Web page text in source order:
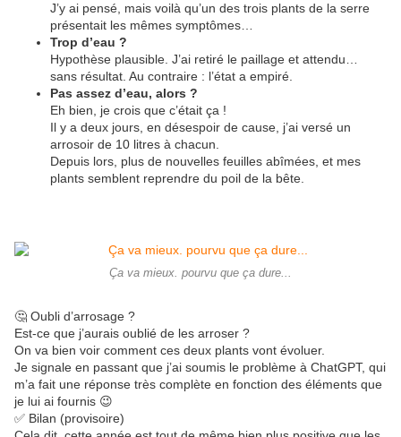
J’y ai pensé, mais voilà qu’un des trois plants de la serre
présentait les mêmes symptômes…
Trop d’eau ?
Hypothèse plausible. J’ai retiré le paillage et attendu…
sans résultat. Au contraire : l’état a empiré.
Pas assez d’eau, alors ?
Eh bien, je crois que c’était ça !
Il y a deux jours, en désespoir de cause, j’ai versé un
arrosoir de 10 litres à chacun.
Depuis lors, plus de nouvelles feuilles abîmées, et mes
plants semblent reprendre du poil de la bête.
Ça va mieux. pourvu que ça dure...
🤔 Oubli d’arrosage ?
Est-ce que j’aurais oublié de les arroser ?
On va bien voir comment ces deux plants vont évoluer.
Je signale en passant que j’ai soumis le problème à ChatGPT, qui
m’a fait une réponse très complète en fonction des éléments que
je lui ai fournis 😉
✅ Bilan (provisoire)